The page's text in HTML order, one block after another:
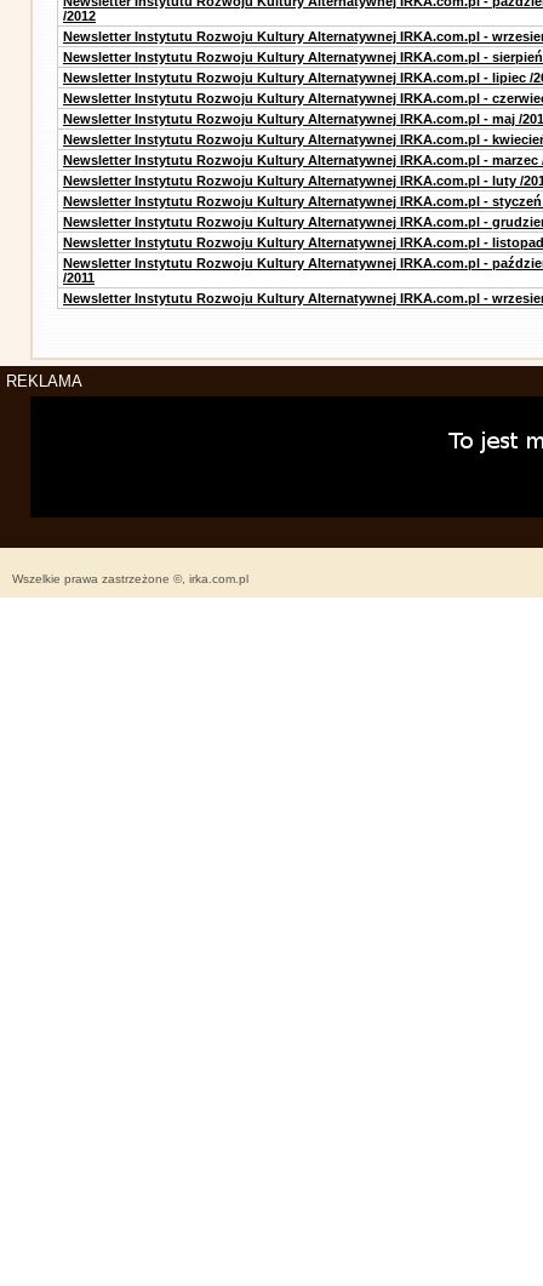
/2012
Newsletter Instytutu Rozwoju Kultury Alternatywnej IRKA.com.pl -
Newsletter Instytutu Rozwoju Kultury Alternatywnej IRKA.com.pl - sierpień
Newsletter Instytutu Rozwoju Kultury Alternatywnej IRKA.com.pl - lipiec /
Newsletter Instytutu Rozwoju Kultury Alternatywnej IRKA.com.pl -
Newsletter Instytutu Rozwoju Kultury Alternatywnej IRKA.com.pl - maj /
Newsletter Instytutu Rozwoju Kultury Alternatywnej IRKA.com.pl -
Newsletter Instytutu Rozwoju Kultury Alternatywnej IRKA.com.pl - marzec
Newsletter Instytutu Rozwoju Kultury Alternatywnej IRKA.com.pl - luty /
Newsletter Instytutu Rozwoju Kultury Alternatywnej IRKA.com.pl - styczeń
Newsletter Instytutu Rozwoju Kultury Alternatywnej IRKA.com.pl -
Newsletter Instytutu Rozwoju Kultury Alternatywnej IRKA.com.pl - listopad
Newsletter Instytutu Rozwoju Kultury Alternatywnej IRKA.com.pl -
/2011
Newsletter Instytutu Rozwoju Kultury Alternatywnej IRKA.com.pl -
REKLAMA
Wszelkie prawa zastrzeżone ©, irka.com.pl